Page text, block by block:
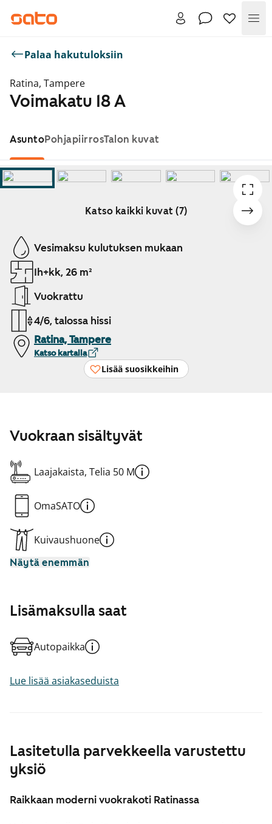
Palaa hakutuloksiin
Ratina, Tampere
Voimakatu 18 A
AsuntoPohjapiirrosTalon kuvat
Katso kaikki kuvat (7)
Näytetään dia 1 / 7
Vesimaksu kulutuksen mukaan
1h+kk, 26 m²
Vuokrattu
4/6, talossa hissi
Ratina, Tampere
Katso kartalla
Lisää suosikkeihin
Lasitetulla parvekkeella varustettu
yksiö
Raikkaan moderni vuokrakoti Ratinassa
Vuokraan sisältyvät
Laajakaista, Telia 50 M
OmaSATO
Kuivaushuone
Näytä enemmän
Lisämaksulla saat
Autopaikka
Lue lisää asiakaseduista